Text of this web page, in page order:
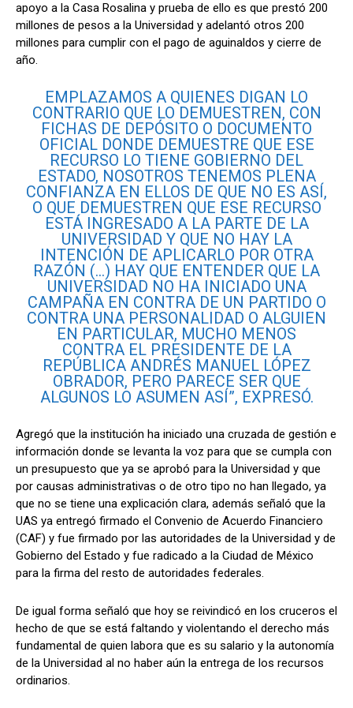
apoyo a la Casa Rosalina y prueba de ello es que prestó 200
millones de pesos a la Universidad y adelantó otros 200
millones para cumplir con el pago de aguinaldos y cierre de
año.
EMPLAZAMOS A QUIENES DIGAN LO
CONTRARIO QUE LO DEMUESTREN, CON
FICHAS DE DEPÓSITO O DOCUMENTO
OFICIAL DONDE DEMUESTRE QUE ESE
RECURSO LO TIENE GOBIERNO DEL
ESTADO, NOSOTROS TENEMOS PLENA
CONFIANZA EN ELLOS DE QUE NO ES ASÍ,
O QUE DEMUESTREN QUE ESE RECURSO
ESTÁ INGRESADO A LA PARTE DE LA
UNIVERSIDAD Y QUE NO HAY LA
INTENCIÓN DE APLICARLO POR OTRA
RAZÓN (…) HAY QUE ENTENDER QUE LA
UNIVERSIDAD NO HA INICIADO UNA
CAMPAÑA EN CONTRA DE UN PARTIDO O
CONTRA UNA PERSONALIDAD O ALGUIEN
EN PARTICULAR, MUCHO MENOS
CONTRA EL PRESIDENTE DE LA
REPÚBLICA ANDRÉS MANUEL LÓPEZ
OBRADOR, PERO PARECE SER QUE
ALGUNOS LO ASUMEN ASÍ”, EXPRESÓ.
Agregó que la institución ha iniciado una cruzada de gestión e
información donde se levanta la voz para que se cumpla con
un presupuesto que ya se aprobó para la Universidad y que
por causas administrativas o de otro tipo no han llegado, ya
que no se tiene una explicación clara, además señaló que la
UAS ya entregó firmado el Convenio de Acuerdo Financiero
(CAF) y fue firmado por las autoridades de la Universidad y de
Gobierno del Estado y fue radicado a la Ciudad de México
para la firma del resto de autoridades federales.
De igual forma señaló que hoy se reivindicó en los cruceros el
hecho de que se está faltando y violentando el derecho más
fundamental de quien labora que es su salario y la autonomía
de la Universidad al no haber aún la entrega de los recursos
ordinarios.